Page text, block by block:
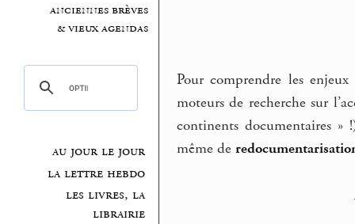
anciennes brèves
& vieux agendas
au jour le jour
la lettre hebdo
les livres, la
librairie
Pour comprendre les
moteurs de recherche sur
continents documentaires
même de